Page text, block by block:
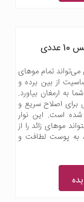
تمام موهای
از بین برده و
به ارمغان بیاورد.
برای اصلاح سریع و
است. این نوار
موهای زائد را از
به پوست لطافت و